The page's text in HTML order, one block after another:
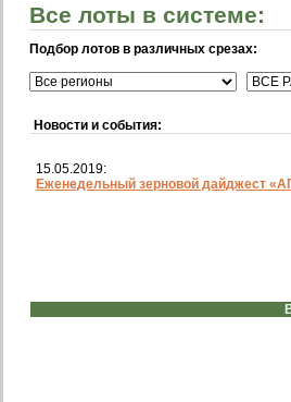
Все лоты в системе:
Подбор лотов в различных срезах:
Новости и события:
15.05.2019:
Еженедельный зерновой дайджест